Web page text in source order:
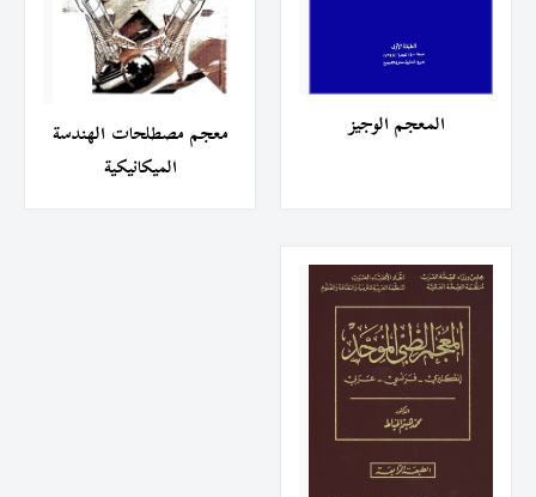
المعجم الوجيز
معجم مصطلحات الهندسة
الميكانيكية